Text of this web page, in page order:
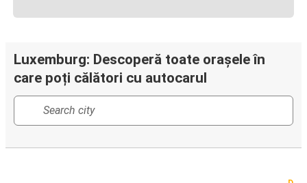
Luxemburg: Descoperă toate orașele în
care poți călători cu autocarul